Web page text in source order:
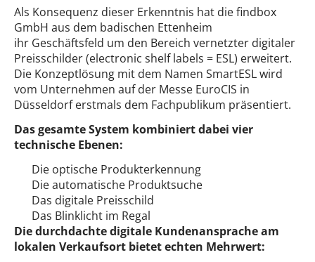
Als Konsequenz dieser Erkenntnis hat die findbox
GmbH aus dem badischen Ettenheim
ihr Geschäftsfeld um den Bereich vernetzter digitaler
Preisschilder (electronic shelf labels = ESL) erweitert.
Die Konzeptlösung mit dem Namen SmartESL wird
vom Unternehmen auf der Messe EuroCIS in
Düsseldorf erstmals dem Fachpublikum präsentiert.
Das gesamte System kombiniert dabei vier
technische Ebenen:
Die optische Produkterkennung
Die automatische Produktsuche
Das digitale Preisschild
Das Blinklicht im Regal
Die durchdachte digitale Kundenansprache am
lokalen Verkaufsort bietet echten Mehrwert: